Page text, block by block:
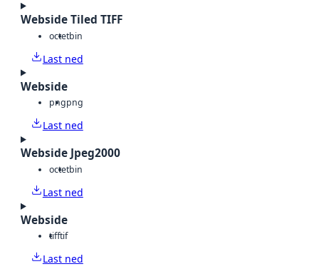
Webside Tiled TIFF
octetbin
Last ned
Webside
pngpng
Last ned
Webside Jpeg2000
octetbin
Last ned
Webside
tifftif
Last ned